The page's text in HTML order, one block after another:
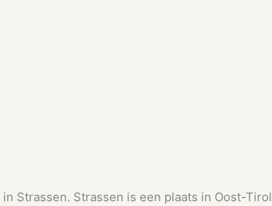
in Strassen. Strassen is een plaats in Oost-Tirol